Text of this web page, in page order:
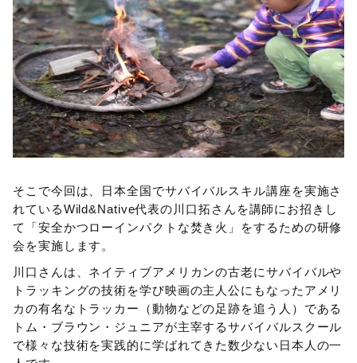
そこで今回は、日本全国でサバイバルスキル講座を実施さ
れているWild&Native代表の川口拓さんを講師にお招きし
て「安全かつローインパクトな焚き火」をするための研修
会を実施します。
川口さんは、ネイティブアメリカンの古老にサバイバルや
トラッキングの技術を学び映画の主人公にもなったアメリ
カの有名なトラッカー（動物などの足跡を追う人）である
トム・ブラウン・ジュニアが主宰するサバイバルスクール
で様々な技術を実践的に学ばれてきた数少ない日本人の一